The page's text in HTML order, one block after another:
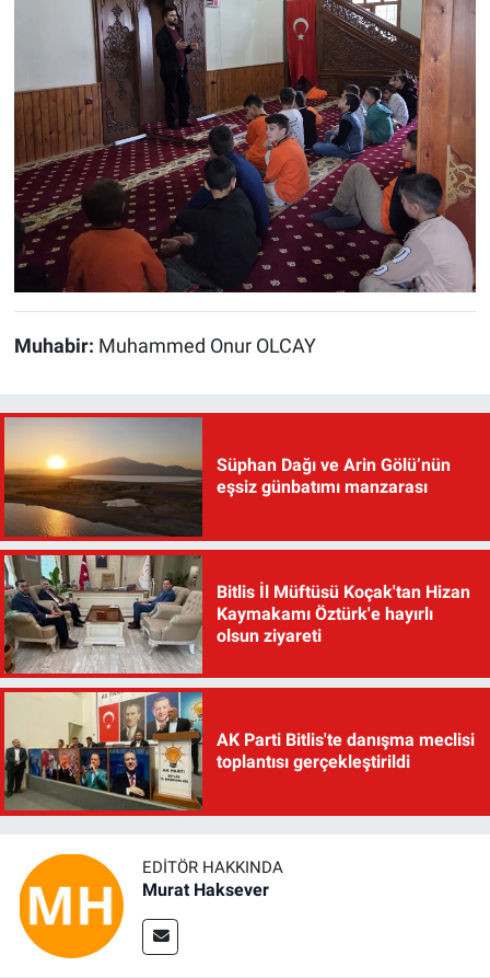
Muhabir: Muhammed Onur OLCAY
Süphan Dağı ve Arin Gölü’nün
eşsiz günbatımı manzarası
Bitlis İl Müftüsü Koçak'tan Hizan
Kaymakamı Öztürk'e hayırlı
olsun ziyareti
AK Parti Bitlis'te danışma meclisi
toplantısı gerçekleştirildi
EDITÖR HAKKINDA
Murat Haksever